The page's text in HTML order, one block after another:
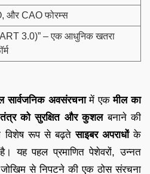
और CAO फोरम्स
3.0)” – एक आधुनिक खतरा
सार्वजनिक अवसंरचनामें एकमील का
तंत्र को सुरक्षित और कुशलबनाने की
विशेष रूप से बढ़तेसाइबर अपराधोंके
यह पहल प्रमाणित पेशेवरों, उन्नत
से निपटने की एक ठोस संरचना